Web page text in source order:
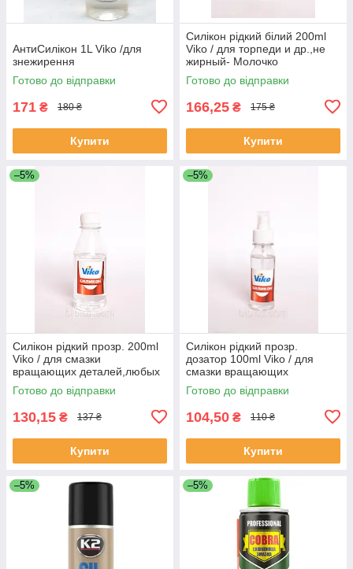
АнтиСилікон 1L Viko /для
знежирення
Готово до відправки
171 ₴ 180 ₴
Купити
Силікон рідкий білий 200ml
Viko / для торпеди и др.,не
жирный- Молочко
Готово до відправки
166,25 ₴ 175 ₴
Купити
–5%
Силікон рідкий прозр. 200ml
Viko / для смазки
вращающих деталей,любых
рез. изделий (40шт)
Готово до відправки
130,15 ₴ 137 ₴
Купити
–5%
Силікон рідкий прозр.
дозатор 100ml Viko / для
смазки вращающих
деталей,любых рез. изделий
(80шт
Готово до відправки
104,50 ₴ 110 ₴
Купити
–5% –5%